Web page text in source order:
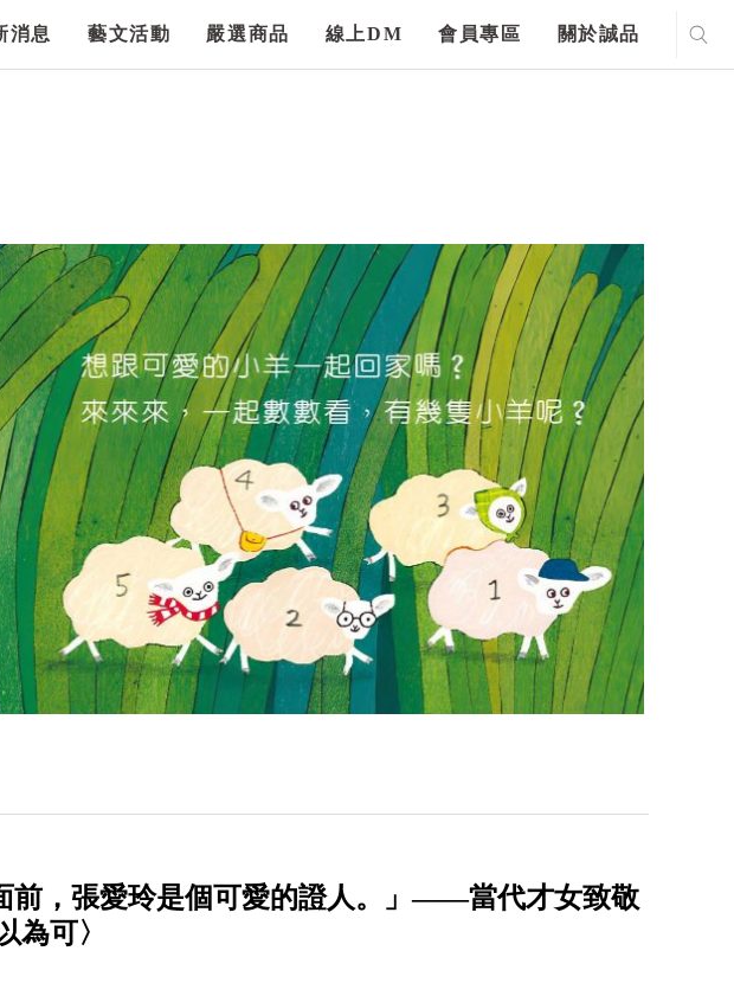
消息 藝文活動 嚴選商品 線上DM 會員專區 關於誠品
前，張愛玲是個可愛的證人。」——當代才女致敬
為可〉